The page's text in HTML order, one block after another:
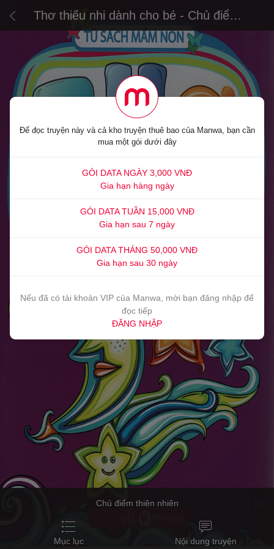
Thơ thiếu nhi dành cho bé - Chủ điểm
thiên nhiên
Chủ điểm thiên nhiên
Mục lục Nội dung truyện
Để đọc truyện này và cả kho truyện thuê bao của Manwa, bạn cần
mua một gói dưới đây
GÓI DATA NGÀY 3,000 VNĐ
Gia hạn hàng ngày
GÓI DATA TUẦN 15,000 VNĐ
Gia hạn sau 7 ngày
GÓI DATA THÁNG 50,000 VNĐ
Gia hạn sau 30 ngày
Nếu đã có tài khoản VIP của Manwa, mời bạn đăng nhập để
đọc tiếp
ĐĂNG NHẬP